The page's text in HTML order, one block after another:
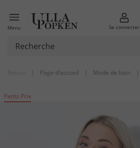
Menu Se connecter
| Page d’accueil | Mode de bain |
Petits Prix